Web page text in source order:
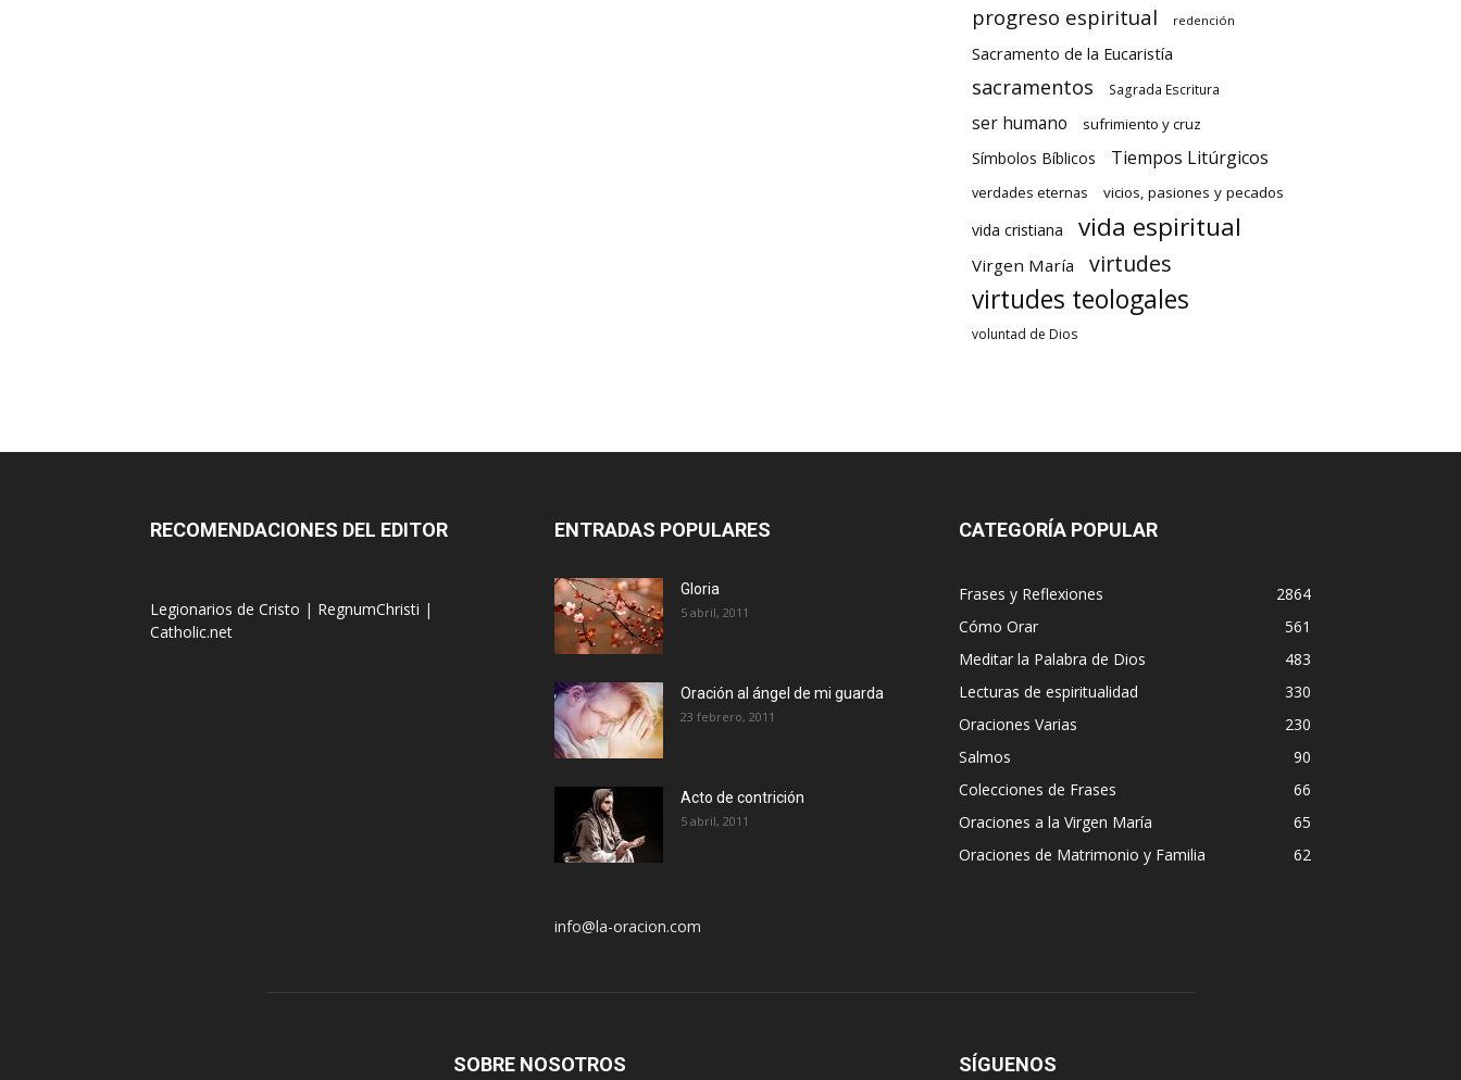
progreso espiritual redención
Sacramento de la Eucaristía
sacramentos Sagrada Escritura
ser humano sufrimiento y cruz
Símbolos Bíblicos Tiempos Litúrgicos
verdades eternas vicios, pasiones y pecados
vida cristiana vida espiritual
Virgen María virtudes
virtudes teologales
voluntad de Dios
RECOMENDACIONES DEL EDITOR
Legionarios de Cristo | RegnumChristi |
Catholic.net
ENTRADAS POPULARES
Gloria
5 abril, 2011
Oración al ángel de mi guarda
23 febrero, 2011
Acto de contrición
5 abril, 2011
info@la-oracion.com
CATEGORÍA POPULAR
Frases y Reflexiones
2864
Cómo Orar
561
Meditar la Palabra de Dios
483
Lecturas de espiritualidad
330
Oraciones Varias
230
Salmos
90
Colecciones de Frases
66
Oraciones a la Virgen María
65
Oraciones de Matrimonio y Familia
62
SOBRE NOSOTROS SÍGUENOS